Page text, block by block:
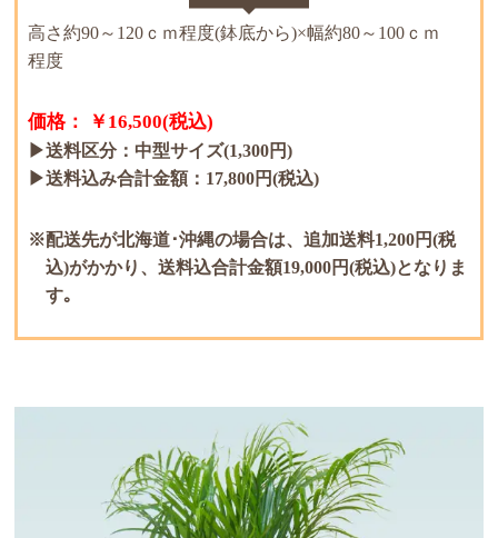
高さ約90～120ｃｍ程度(鉢底から)×幅約80～100ｃｍ
程度
価格： ￥16,500(税込)
▶送料区分：中型サイズ(1,300円)
▶送料込み合計金額：17,800円(税込)
配送先が北海道･沖縄の場合は、追加送料1,200円(税
込)がかかり、送料込合計金額19,000円(税込)となりま
す｡